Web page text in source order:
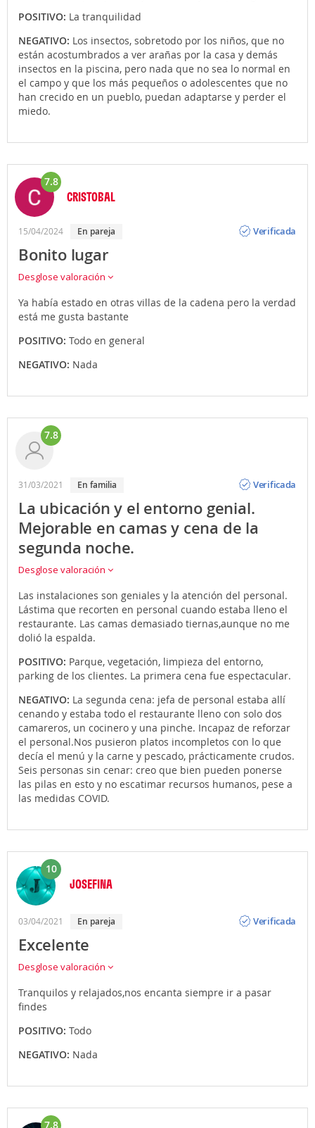
POSITIVO: La tranquilidad
NEGATIVO: Los insectos, sobretodo por los niños, que no
están acostumbrados a ver arañas por la casa y demás
insectos en la piscina, pero nada que no sea lo normal en
el campo y que los más pequeños o adolescentes que no
han crecido en un pueblo, puedan adaptarse y perder el
miedo.
7.8
CRISTOBAL
15/04/2024 en pareja
Verificada
Bonito lugar
Desglose valoración
Ya había estado en otras villas de la cadena pero la verdad
está me gusta bastante
POSITIVO: Todo en general
NEGATIVO: Nada
7.8
31/03/2021 en familia
Verificada
La ubicación y el entorno genial.
Mejorable en camas y cena de la
segunda noche.
Desglose valoración
Las instalaciones son geniales y la atención del personal.
Lástima que recorten en personal cuando estaba lleno el
restaurante. Las camas demasiado tiernas,aunque no me
dolió la espalda.
POSITIVO: Parque, vegetación, limpieza del entorno,
parking de los clientes. La primera cena fue espectacular.
NEGATIVO: La segunda cena: jefa de personal estaba allí
cenando y estaba todo el restaurante lleno con solo dos
camareros, un cocinero y una pinche. Incapaz de reforzar
el personal.Nos pusieron platos incompletos con lo que
decía el menú y la carne y pescado, prácticamente crudos.
Seis personas sin cenar: creo que bien pueden ponerse
las pilas en esto y no escatimar recursos humanos, pese a
las medidas COVID.
10
JOSEFINA
03/04/2021 en pareja
Verificada
Excelente
Desglose valoración
Tranquilos y relajados,nos encanta siempre ir a pasar
findes
POSITIVO: Todo
NEGATIVO: Nada
7.8